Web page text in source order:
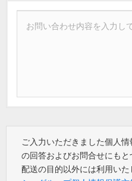
ご入力いただきました個人
の回答およびお問合せにも
配送の目的以外には利用いた